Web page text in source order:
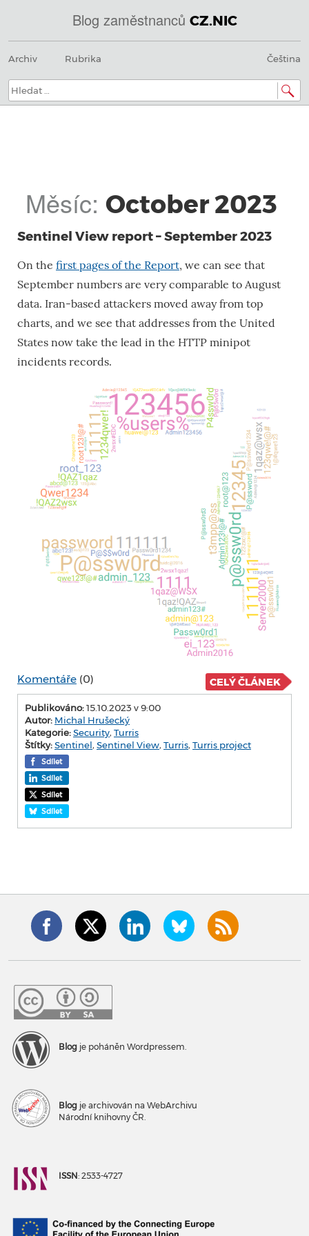
Blog zaměstnanců CZ.NIC
@
IN
SOA
nic.cz.
Menu
na
Archiv Rubrika Čeština
Hledat:
Měsíc: October 2023
Sentinel View report – September 2023
On the first pages of the Report, we can see that
September numbers are very comparable to August
data. Iran-based attackers moved away from top
charts, and we see that addresses from the United
States now take the lead in the HTTP minipot
incidents records.
Komentáře (0) CELÝ ČLÁNEK
Publikováno:15.10.2023 v 9:00
Autor: Michal Hrušecký
Kategorie:Security, Turris
Štítky:Sentinel, Sentinel View, Turris, Turris project
Sdílet
Sdílet
Sdílet
Sdílet
Blog je poháněn Wordpressem.
Blog je archivován na WebArchivu
Národní knihovny ČR.
ISSN: 2533-4727